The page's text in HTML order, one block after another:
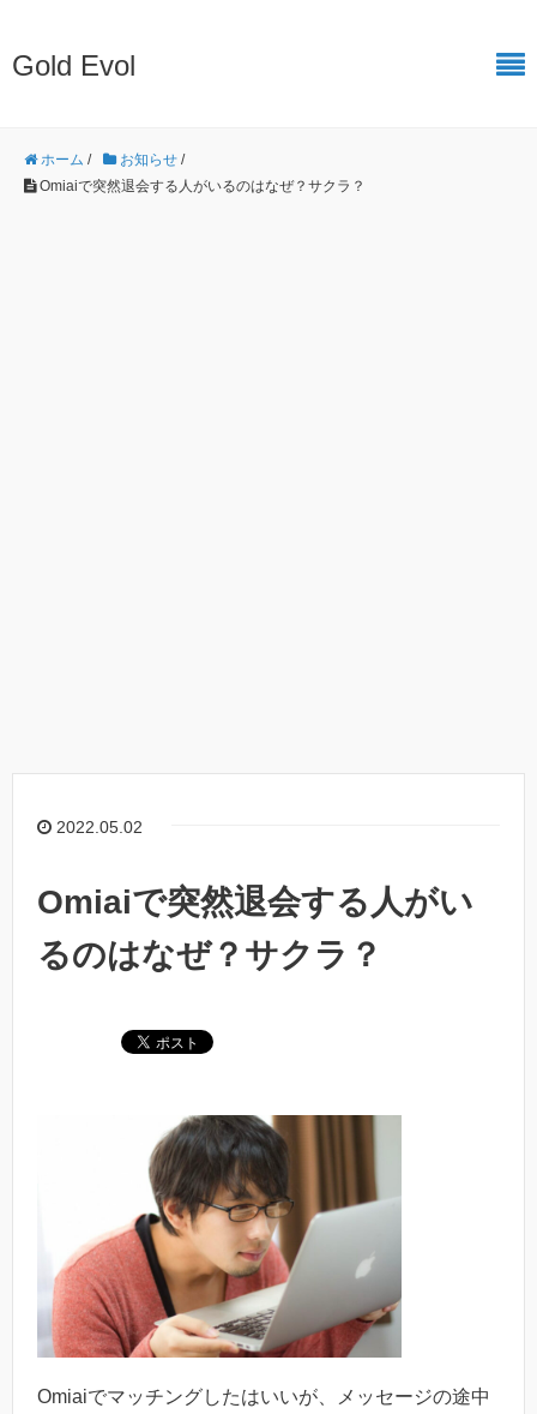
Gold Evol
ホーム / お知らせ /
Omiaiで突然退会する人がいるのはなぜ？サクラ？
2022.05.02
Omiaiで突然退会する人がい
るのはなぜ？サクラ？
Omiaiでマッチングしたはいいが、メッセージの途中